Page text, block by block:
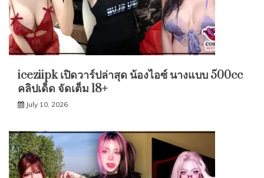
iceziipk เปิดวาร์ปล่าสุด น้องไอซ์ นางแบบ 500cc
คลิปเด็ด จัดเต็ม 18+
July 10, 2026